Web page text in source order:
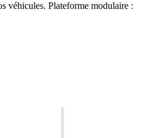
véhicules. Plateforme modulaire :